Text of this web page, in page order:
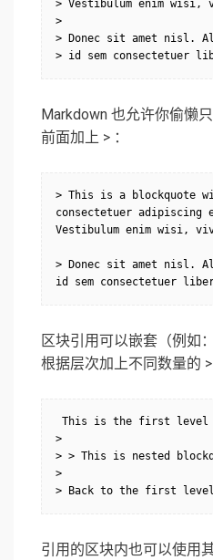
> Vestibulum enim
>
> Donec sit amet nisl.
> id sem consectetuer
Markdown 也允许你偷懒
前面加上 > ：
> This is a blockquote
consectetuer
Vestibulum enim wisi,
> Donec sit amet nisl.
id sem consectetuer
区块引用可以嵌套（例如
根据层次加上不同数量的 >
This is the first level
>
> > This is nested
>
> Back to the first
引用的区块内也可以使用